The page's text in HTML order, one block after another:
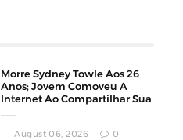
Morre Sydney Towle Aos 26
Anos; Jovem Comoveu A
Internet Ao Compartilhar Sua
August 06, 2026 0